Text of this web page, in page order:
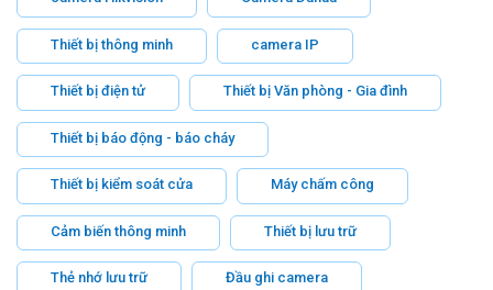
Thiết bị thông minh camera IP
Thiết bị điện tử Thiết bị Văn phòng - Gia đình
Thiết bị báo động - báo cháy
Thiết bị kiểm soát cửa Máy chấm công
Cảm biến thông minh Thiết bị lưu trữ
Thẻ nhớ lưu trữ Đầu ghi camera